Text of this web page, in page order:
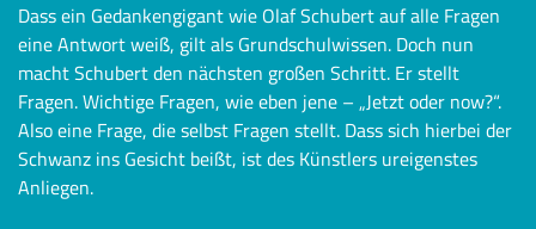
Dass ein Gedankengigant wie Olaf Schubert auf alle Fragen
eine Antwort weiß, gilt als Grundschulwissen. Doch nun
macht Schubert den nächsten großen Schritt. Er stellt
Fragen. Wichtige Fragen, wie eben jene – „Jetzt oder now?“.
Also eine Frage, die selbst Fragen stellt. Dass sich hierbei der
Schwanz ins Gesicht beißt, ist des Künstlers ureigenstes
Anliegen.